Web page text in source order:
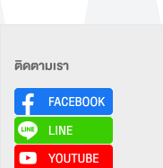
ติดตามเรา